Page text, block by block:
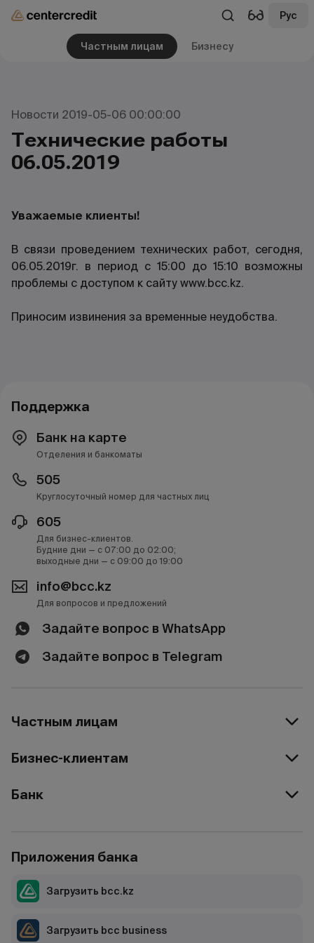
Рус
Частным лицам Бизнесу
Новости 2019-05-06 00:00:00
Технические работы
06.05.2019
Уважаемые клиенты!
В связи проведением технических работ, сегодня,
06.05.2019г. в период с 15:00 до 15:10 возможны
проблемы с доступом к сайтуwww.bcc.kz.
Приносим извинения за временные неудобства.
Поддержка
Банк на карте
Отделения и банкоматы
505
Круглосуточный номер для частных лиц
605
Для бизнес-клиентов.
Будние дни — с 07:00 до 02:00;
выходные дни — с 09:00 до 19:00
info@bcc.kz
Для вопросов и предложений
Задайте вопрос в WhatsApp
Задайте вопрос в Telegram
Частным лицам
Бизнес-клиентам
Банк
Приложения банка
Загрузить bcc.kz
Загрузить bcc business